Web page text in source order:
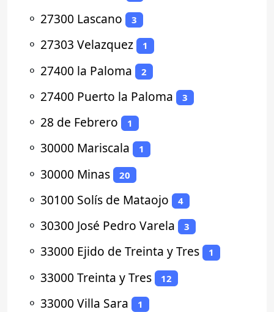
⚬ 27300 Lascano 3
⚬ 27303 Velazquez 1
⚬ 27400 la Paloma 2
⚬ 27400 Puerto la Paloma 3
⚬ 28 de Febrero 1
⚬ 30000 Mariscala 1
⚬ 30000 Minas 20
⚬ 30100 Solís de Mataojo 4
⚬ 30300 José Pedro Varela 3
⚬ 33000 Ejido de Treinta y Tres 1
⚬ 33000 Treinta y Tres 12
⚬ 33000 Villa Sara 1